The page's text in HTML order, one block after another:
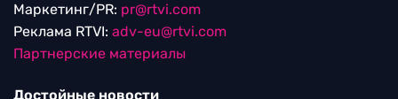
Маркетинг/PR: pr@rtvi.com
Реклама RTVI: adv-eu@rtvi.com
Партнерские материалы
Достойные новости